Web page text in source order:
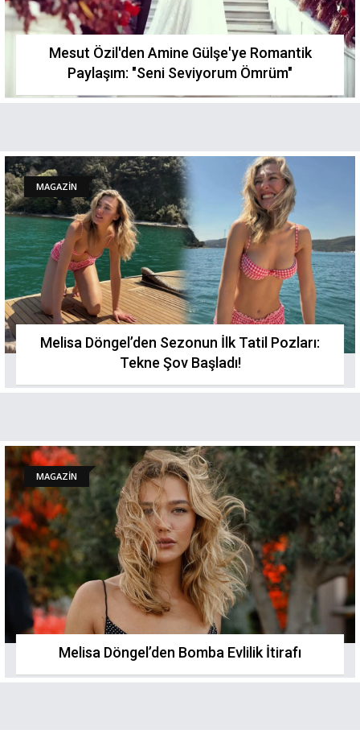
Mesut Özil'den Amine Gülşe'ye Romantik
Paylaşım: "Seni Seviyorum Ömrüm"
MAGAZİN
Melisa Döngel’den Sezonun İlk Tatil Pozları:
Tekne Şov Başladı!
MAGAZİN
Melisa Döngel’den Bomba Evlilik İtirafı